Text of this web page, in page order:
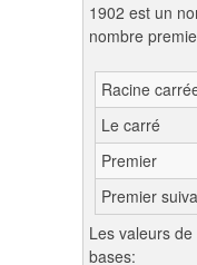
1902 est un
nombre
Racine
Le carré
Premier
Premier
Les valeurs
bases: